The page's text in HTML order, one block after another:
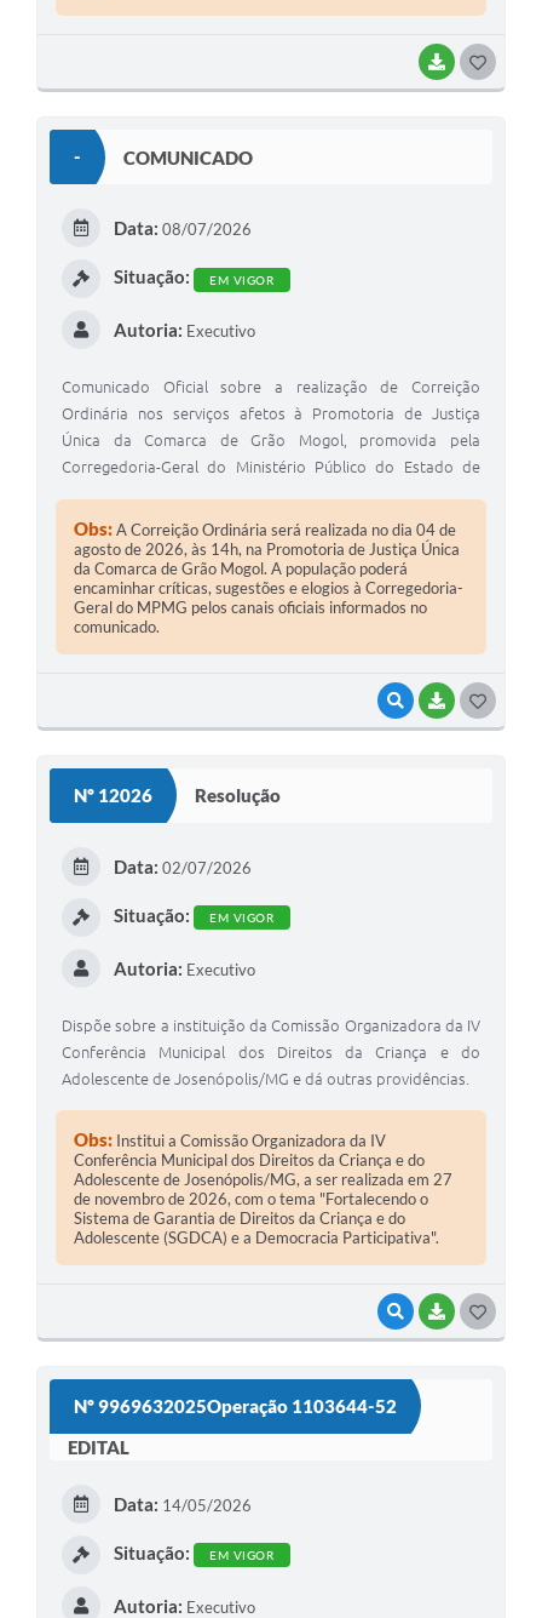
BAIXAR
- COMUNICADO
VISUALIZAR
BAIXAR
Data: 08/07/2026
Situação: EM VIGOR
Autoria: Executivo
Comunicado Oficial sobre a realização de Correição
Ordinária nos serviços afetos à Promotoria de Justiça
Única da Comarca de Grão Mogol, promovida pela
Corregedoria-Geral do Ministério Público do Estado de
Obs:A Correição Ordinária será realizada no dia 04 de
agosto de 2026, às 14h, na Promotoria de Justiça Única
da Comarca de Grão Mogol. A população poderá
encaminhar críticas, sugestões e elogios à Corregedoria-
Geral do MPMG pelos canais oficiais informados no
comunicado.
Nº 12026 Resolução
VISUALIZAR
BAIXAR
Data: 02/07/2026
Situação: EM VIGOR
Autoria: Executivo
Dispõe sobre a instituição da Comissão Organizadora da IV
Conferência Municipal dos Direitos da Criança e do
Adolescente de Josenópolis/MG e dá outras providências.
Obs: Institui a Comissão Organizadora da IV
Conferência Municipal dos Direitos da Criança e do
Adolescente de Josenópolis/MG, a ser realizada em 27
de novembro de 2026, com o tema "Fortalecendo o
Sistema de Garantia de Direitos da Criança e do
Adolescente (SGDCA) e a Democracia Participativa".
Nº 9969632025Operação 1103644-52
EDITAL
Data: 14/05/2026
Situação: EM VIGOR
Autoria: Executivo